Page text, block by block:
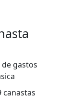
gastos
canastas